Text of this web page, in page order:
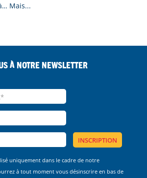
Mais...
à notre Newsletter
uniquement dans le cadre de notre
à tout moment vous désinscrire en bas de